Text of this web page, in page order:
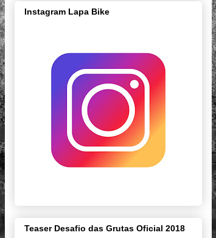
Instagram Lapa Bike
Teaser Desafio das Grutas Oficial 2018